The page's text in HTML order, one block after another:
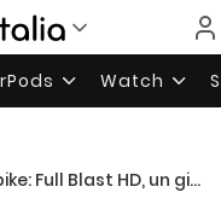
Watch
HD, un gioco di corse in moto ad alta velocità